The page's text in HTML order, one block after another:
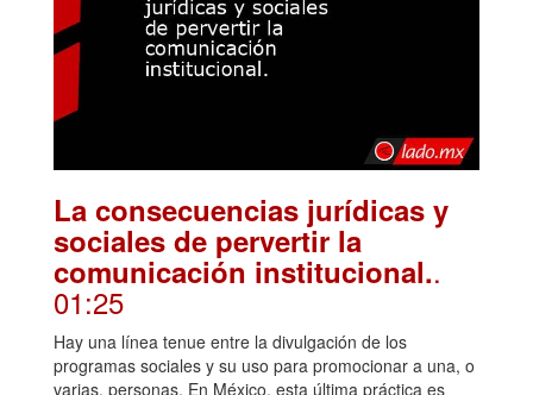
La consecuencias jurídicas y
sociales de pervertir la
comunicación institucional..
01:25
Hay una línea tenue entre la divulgación de los
programas sociales y su uso para promocionar a una, o
varias, personas. En México, esta última práctica es